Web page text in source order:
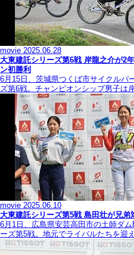
movie 2025.06.28
大東建託シリーズ第6戦 岸龍之介が2
ン初勝利
6月15日、茨城県つくば市サイクルパ
ズ第6戦。チャンピオンシップ男子は
movie 2025.06.10
大東建託シリーズ第5戦 島田壮が兄
6月1日、広島県安芸高田市の土師ダ
ーズ第5戦。地元でライバルたちを迎